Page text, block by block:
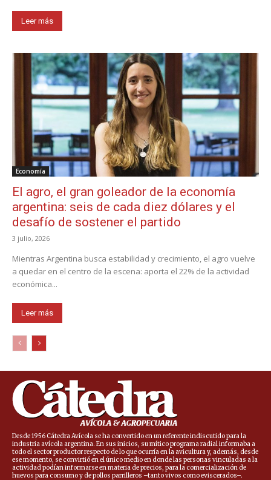
Leer más
Economía
El agro, el gran goleador de la economía
argentina: seis de cada diez dólares y el
desafío de sostener el partido
3 julio, 2026
Mientras Argentina busca estabilidad y crecimiento, el agro vuelve
a quedar en el centro de la escena: aporta el 22% de la actividad
económica...
Leer más
Desde 1956 Cátedra Avícola se ha convertido en un referente indiscutido para la
industria avícola argentina. En sus inicios, su mítico programa radial informaba a
todo el sector productor respecto de lo que ocurría en la avicultura y, además, desde
ese momento, se convirtió en el único medio en donde las personas vinculadas a la
actividad podían informarse en materia de precios, para la comercialización de
huevos para consumo y de pollos parrilleros –tanto vivos como eviscerados–.